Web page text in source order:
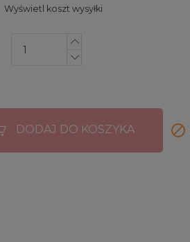
Wyświetl koszt wysyłki
DODAJ DO KOSZYKA 